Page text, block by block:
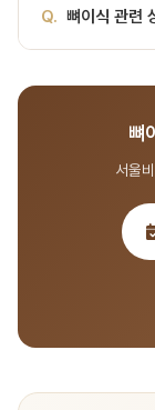
니다. 서울비디치
치료 방법을 제안
Q. 뼈이식 관련
041-415-2892
으로 상담을 받으
뼈
서울